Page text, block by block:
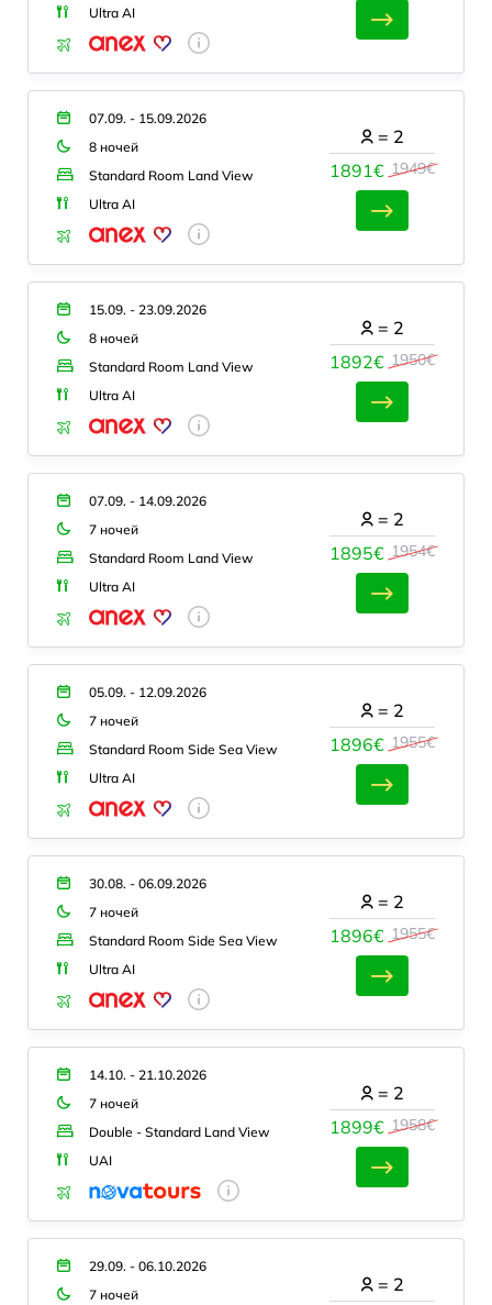
Ultra AI
07.09. - 15.09.2026
8 ночей
Standard Room Land View
Ultra AI
1891€ 1949€
= 2
15.09. - 23.09.2026
8 ночей
Standard Room Land View
Ultra AI
1892€ 1950€
= 2
07.09. - 14.09.2026
7 ночей
Standard Room Land View
Ultra AI
1895€ 1954€
= 2
05.09. - 12.09.2026
7 ночей
Standard Room Side Sea View
Ultra AI
1896€ 1955€
= 2
30.08. - 06.09.2026
7 ночей
Standard Room Side Sea View
Ultra AI
1896€ 1955€
= 2
14.10. - 21.10.2026
7 ночей
Double - Standard Land View
UAI
1899€ 1958€
= 2
29.09. - 06.10.2026
7 ночей
= 2